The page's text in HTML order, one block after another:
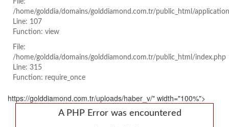
File:
/home/golddia/domains/golddiamond.com.tr/public_html/
Line: 107
Function: view
File:
/home/golddia/domains/golddiamond.com.tr/public_html/index.php
Line: 315
Function: require_once
https://golddiamond.com.tr/uploads/haber_v/" width="100%">
A PHP Error was encountered